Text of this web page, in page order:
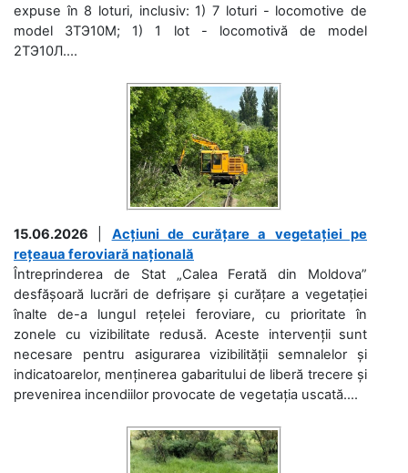
expuse în 8 loturi, inclusiv: 1) 7 loturi - locomotive de
model 3ТЭ10М; 1) 1 lot - locomotivă de model
2ТЭ10Л....
15.06.2026
Acțiuni de curățare a vegetației pe
rețeaua feroviară națională
Întreprinderea de Stat „Calea Ferată din Moldova”
desfășoară lucrări de defrișare și curățare a vegetației
înalte de-a lungul rețelei feroviare, cu prioritate în
zonele cu vizibilitate redusă. Aceste intervenții sunt
necesare pentru asigurarea vizibilității semnalelor și
indicatoarelor, menținerea gabaritului de liberă trecere și
prevenirea incendiilor provocate de vegetația uscată....